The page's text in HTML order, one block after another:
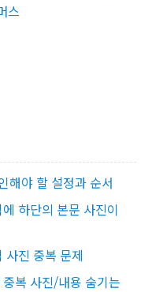
스
해야 할 설정과 순서
하단의 본문 사진이
사진 중복 문제
복 사진/내용 숨기는